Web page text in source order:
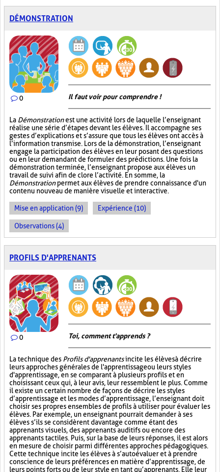
DÉMONSTRATION
0 Il faut voir pour comprendre !
La Démonstrationest une activité lors de laquelle l’enseignant
réalise une série d’étapes devant les élèves. Il accompagne ses
gestes d’explications et s’assure que tous les élèves ont accès à
l’information transmise. Lors de la démonstration, l’enseignant
engage la participation des élèves en leur posant des questions
ou en leur demandant de formuler des prédictions. Une fois la
démonstration terminée, l’enseignant propose aux élèves un
travail de suivi afin de clore l’activité. En somme, la
Démonstrationpermet aux élèves de prendre connaissance d'un
contenu nouveau de manière visuelle et interactive.
Mise en application (9) Expérience (10)
Observations (4)
PROFILS D'APPRENANTS
0 Toi, comment t'apprends ?
La technique des Profils d'apprenantsincite les élèves à décrire
leurs approches générales de l'apprentissage ou leurs styles
d'apprentissage, en se comparant à plusieurs profils et en
choisissant ceux qui, à leur avis, leur ressemblent le plus. Comme
il existe un certain nombre de façons de décrire les styles
d’apprentissage et les modes d’apprentissage, l’enseignant doit
choisir ses propres ensembles de profils à utiliser pour évaluer les
élèves. Par exemple, un enseignant pourrait demander à ses
élèves s’ils se considèrent davantage comme étant des
apprenants visuels, des apprenants auditifs ou encore des
apprenants tactiles. Puis, sur la base de leurs réponses, il est alors
en mesure de choisir parmi différentes approches pédagogiques.
Cette technique incite les élèves à s’autoévaluer et à prendre
conscience de leurs préférences en matière d’apprentissage, de
leurs points forts ou de leur style en tant qu’apprenants. Elle leur